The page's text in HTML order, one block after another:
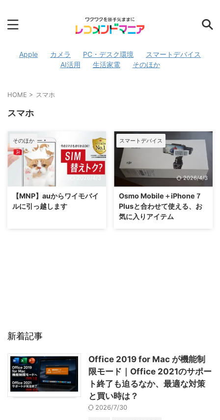
Apple カメラ PC・デスク環境
スマートデバイス
AI活用
生活家電 そのほか
HOME > スマホ
スマホ
そのほか
2026/4/3
【MNP】auからワイモバイ
ルに引っ越します
スマートデバイス
2026/4/3
Osmo Mobile＋iPhone７
Plusと合わせて使える、お
気に入りアイテム
新着記事
Office 2019 for Mac が機能制
限モード｜Office 2021のサポー
ト終了も迫るなか、最適な対策
と買い時は？
2026/7/30